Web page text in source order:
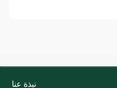
نبذة عنا